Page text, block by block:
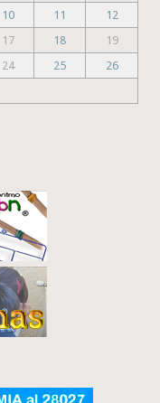
10 11
12
17 18
19
24 25
26